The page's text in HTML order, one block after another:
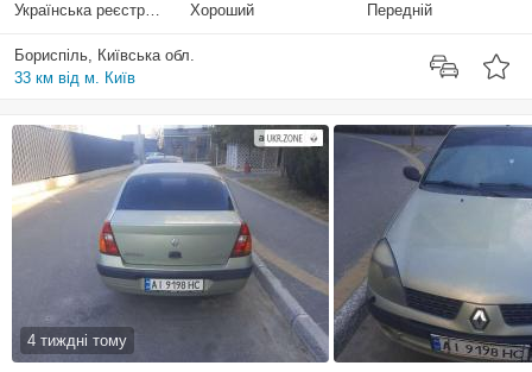
Українська реєстрація
Хороший Передній
Бориспіль, Київська обл.
33 км від м. Київ
4 тиждні тому